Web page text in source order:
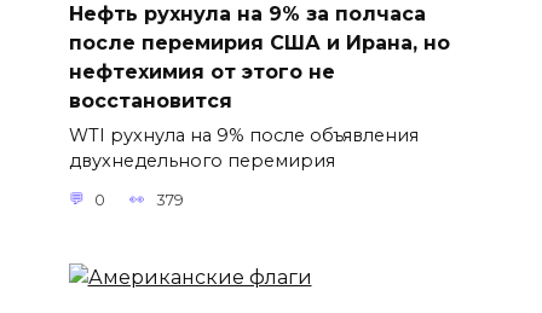
Нефть рухнула на 9% за полчаса
после перемирия США и Ирана, но
нефтехимия от этого не
восстановится
WTI рухнула на 9% после объявления
двухнедельного перемирия
0 379